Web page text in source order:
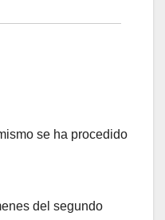
se ha procedido
del segundo